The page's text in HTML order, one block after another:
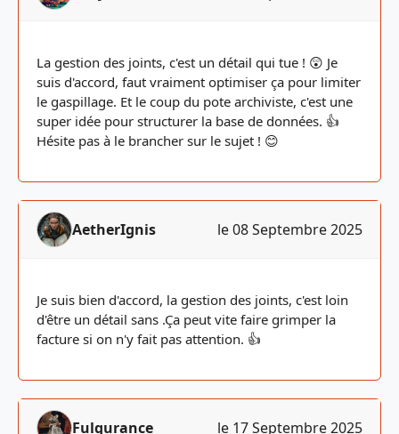
La gestion des joints, c'est un détail qui tue ! 😲 Je
suis d'accord, faut vraiment optimiser ça pour limiter
le gaspillage. Et le coup du pote archiviste, c'est une
super idée pour structurer la base de données. 👍
Hésite pas à le brancher sur le sujet ! 😊
AetherIgnis le 08 Septembre 2025
Je suis bien d'accord, la gestion des joints, c'est loin
d'être un détail sans .Ça peut vite faire grimper la
facture si on n'y fait pas attention. 👍
Fulgurance le 17 Septembre 2025